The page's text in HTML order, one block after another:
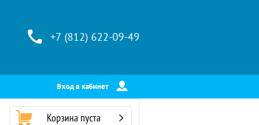
+7 (812) 622-09-49
Вход в кабинет
Корзина пуста